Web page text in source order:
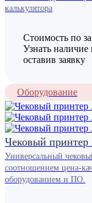
калькулятора
Стоимость по
Узнать
оставив заявку
Оборудование
Чековый
Универсальный
соотношением цена-
оборудованием и ПО.